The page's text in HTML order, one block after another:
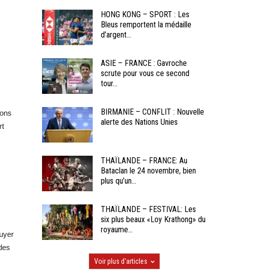
HONG KONG – SPORT : Les
Bleus remportent la médaille
d’argent...
ASIE – FRANCE : Gavroche
scrute pour vous ce second
tour...
BIRMANIE – CONFLIT : Nouvelle
alerte des Nations Unies
THAÏLANDE – FRANCE: Au
Bataclan le 24 novembre, bien
plus qu’un...
THAÏLANDE – FESTIVAL: Les
six plus beaux «Loy Krathong» du
royaume...
Voir plus d'articles